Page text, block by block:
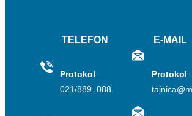
TELEFON
Protokol
021/889–088
E-MAIL
Protokol